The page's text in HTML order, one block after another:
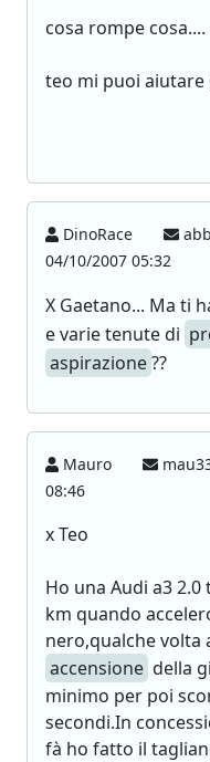
cosa rompe cosa....
teo mi puoi aiutare
DinoRace
04/10/2007 05:32
X Gaetano... Ma ti
e varie tenute di
aspirazione??
Mauro
08:46
x Teo
Ho una Audi a3 2.0
km quando
nero,qualche volta
accensione della
minimo per poi
secondi.In
fà ho fatto il